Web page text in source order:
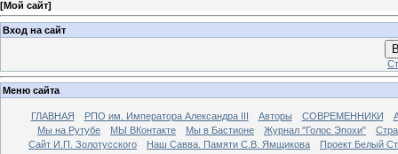
[Мой сайт]
Вход на сайт
Меню сайта
ГЛАВНАЯ РПО им. Императора Александра III Авторы СОВРЕМЕННИКИ
Мы на Рутубе
МЫ ВКонтакте Мы в Бастионе Журнал "Голос Эпохи"
Сайт И.П. Золотусского
Наш Савва. Памяти С.В. Ямщикова Проект Белый